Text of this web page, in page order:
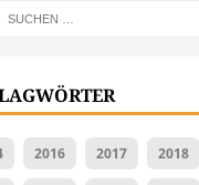
2016 2017 2018